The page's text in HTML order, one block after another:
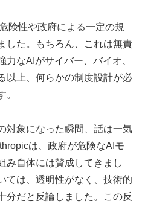
険性や政府による一定の規
した。もちろん、これは無責
なAIがサイバー、バイオ、
以上、何らかの制度設計が必
。
対象になった瞬間、話は一気
は、政府が危険なAIモ
み自体には賛成してきまし
ては、透明性がなく、技術的
分だと反論しました。この反